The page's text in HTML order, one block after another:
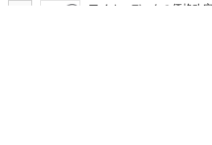
アイオーデータの価格改